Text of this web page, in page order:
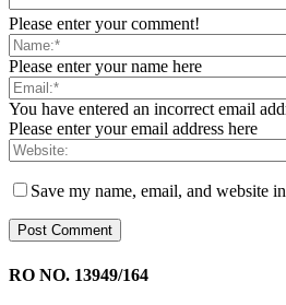
Please enter your comment!
Please enter your name here
You have entered an incorrect email
Please enter your email address here
Save my name, email, and website
RO NO. 13949/164